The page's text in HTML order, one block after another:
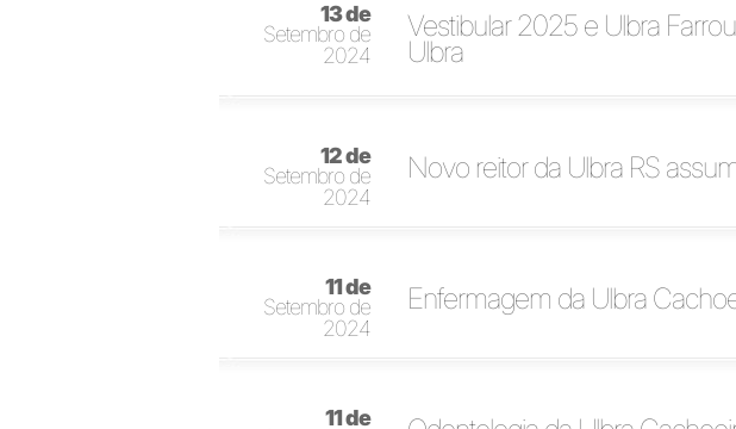
13 de
Setembro de
2024
Vestibular 2025 e Ulbra
Ulbra
12 de
Setembro de
2024
Novo reitor da Ulbra RS
11 de
Setembro de
2024
Enfermagem da Ulbra
11 de